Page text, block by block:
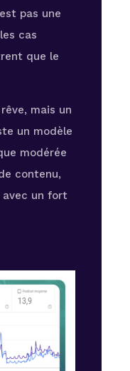
pas une
cas
que le
mais un
un modèle
modérée
contenu,
avec un fort